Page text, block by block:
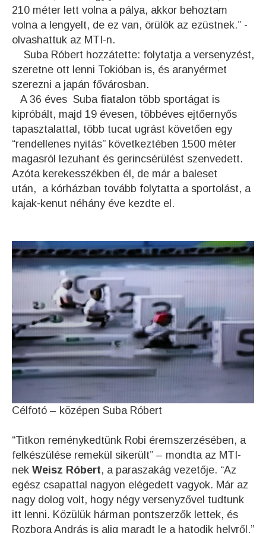
210 méter lett volna a pálya, akkor behoztam
volna a lengyelt, de ez van, örülök az ezüstnek.” -
olvashattuk az MTI-n.
Suba Róbert hozzátette: folytatja a versenyzést,
szeretne ott lenni Tokióban is, és aranyérmet
szerezni a japán fővárosban.
A 36 éves Suba fiatalon több sportágat is
kipróbált, majd 19 évesen, többéves ejtőernyős
tapasztalattal, több tucat ugrást követően egy
“rendellenes nyitás” következtében 1500 méter
magasról lezuhant és gerincsérülést szenvedett.
Azóta kerekesszékben él, de már a baleset
után, a kórházban tovább folytatta a sportolást, a
kajak-kenut néhány éve kezdte el.
Célfotó – középen Suba Róbert
“Titkon reménykedtünk Robi éremszerzésében, a
felkészülése remekül sikerült” – mondta az MTI-
nek Weisz Róbert, a paraszakág vezetője. “Az
egész csapattal nagyon elégedett vagyok. Már az
nagy dolog volt, hogy négy versenyzővel tudtunk
itt lenni. Közülük hárman pontszerzők lettek, és
Rozbora András is alig maradt le a hatodik helyről.”